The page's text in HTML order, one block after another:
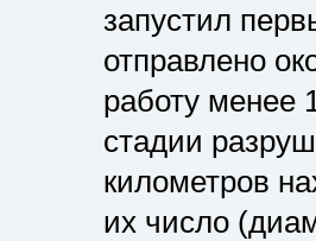
запустил
отправлено
работу менее
стадии
километров
их число